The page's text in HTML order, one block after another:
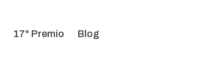
17° Premio Blog